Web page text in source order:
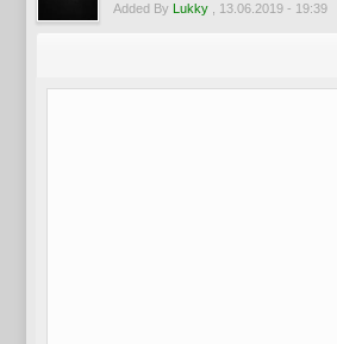
Added By Lukky , 13.06.2019 - 19:39